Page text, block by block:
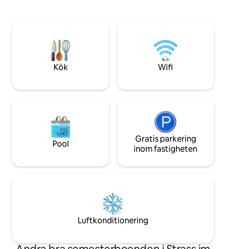
skatten ingår inte i priset. Vi ser fram
emot fantastiska gäster och trevliga
dig här. En plats att anlända till, känna sig
som hemma och
säsong.
Kök Wifi
Pool
Gratis parkering
inom fastigheten
Luftkonditionering